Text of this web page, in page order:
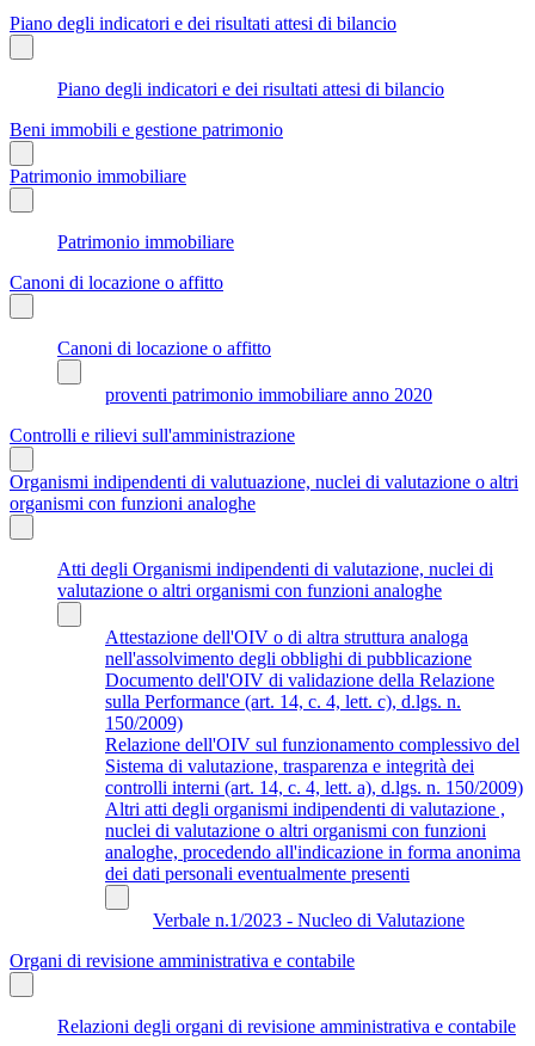
Piano degli indicatori e dei risultati attesi di bilancio
Piano degli indicatori e dei risultati attesi di bilancio
Beni immobili e gestione patrimonio
Patrimonio immobiliare
Patrimonio immobiliare
Canoni di locazione o affitto
Canoni di locazione o affitto
proventi patrimonio immobiliare anno 2020
Controlli e rilievi sull'amministrazione
Organismi indipendenti di valutuazione, nuclei di valutazione o altri
organismi con funzioni analoghe
Atti degli Organismi indipendenti di valutazione, nuclei di
valutazione o altri organismi con funzioni analoghe
Attestazione dell'OIV o di altra struttura analoga
nell'assolvimento degli obblighi di pubblicazione
Documento dell'OIV di validazione della Relazione
sulla Performance (art. 14, c. 4, lett. c), d.lgs. n.
150/2009)
Relazione dell'OIV sul funzionamento complessivo del
Sistema di valutazione, trasparenza e integrità dei
controlli interni (art. 14, c. 4, lett. a), d.lgs. n. 150/2009)
Altri atti degli organismi indipendenti di valutazione ,
nuclei di valutazione o altri organismi con funzioni
analoghe, procedendo all'indicazione in forma anonima
dei dati personali eventualmente presenti
Verbale n.1/2023 - Nucleo di Valutazione
Organi di revisione amministrativa e contabile
Relazioni degli organi di revisione amministrativa e contabile